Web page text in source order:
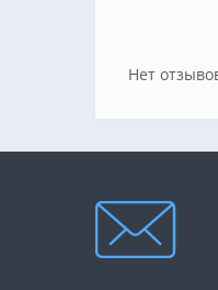
Нет